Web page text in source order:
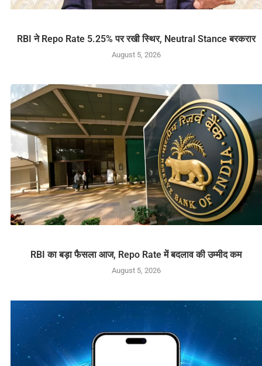
RBI ने Repo Rate 5.25% पर रखी स्थिर, Neutral Stance बरकरार
August 5, 2026
RBI का बड़ा फैसला आज, Repo Rate में बदलाव की उम्मीद कम
August 5, 2026